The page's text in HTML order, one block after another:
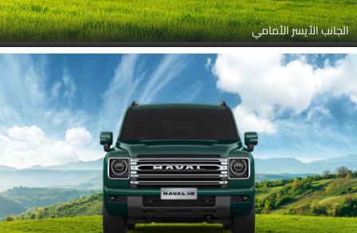
الجانب الأيسر الأمامي